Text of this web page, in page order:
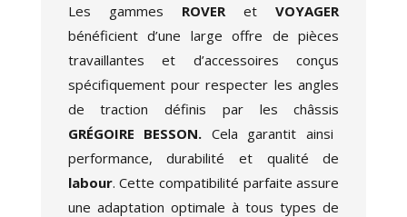
Les gammes ROVER etVOYAGER
bénéficient d’une large offre de pièces
travaillantes et d’accessoires conçus
spécifiquement pour respecter les angles
de traction
définis par les châssis
GRÉGOIRE BESSON. Cela garantit ainsi
performance, durabilité et qualité de
labour. Cette compatibilité parfaite assure
une adaptation optimale à tous types de